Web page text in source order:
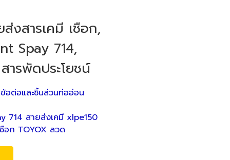
งสารเคมี เชือก,
Spay 714,
ารพัดประโยชน์
ข้อต่อและชิ้นส่วนท่ออ่อน
714 สายส่งเคมี xlpe150
อก TOYOX ลวด